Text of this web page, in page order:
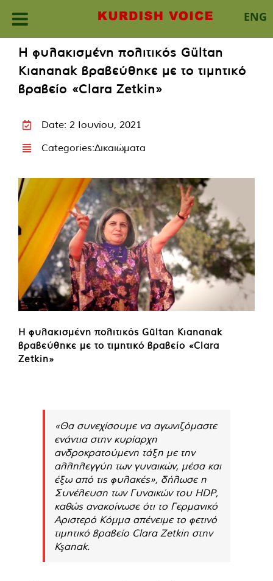
ENG
content
Η φυλακισμένη πολιτικός Gültan
Kıananak βραβεύθηκε με το τιμητικό
βραβείο «Clara Zetkin»
Date: 2 Ιουνίου, 2021
Categories:Δικαιώματα
Η φυλακισμένη πολιτικός Gültan Kıananak
βραβεύθηκε με το τιμητικό βραβείο «Clara
Zetkin»
«Θα συνεχίσουμε να αγωνιζόμαστε
ενάντια στην κυρίαρχη
ανδροκρατούμενη τάξη με την
αλληλεγγύη των γυναικών, μέσα και
έξω από τις φυλακές», δήλωσε η
Συνέλευση των Γυναικών του HDP,
καθώς ανακοίνωσε ότι το Γερμανικό
Αριστερό Κόμμα απένειμε το φετινό
τιμητικό βραβείο Clara Zetkin στην
Kşanak.